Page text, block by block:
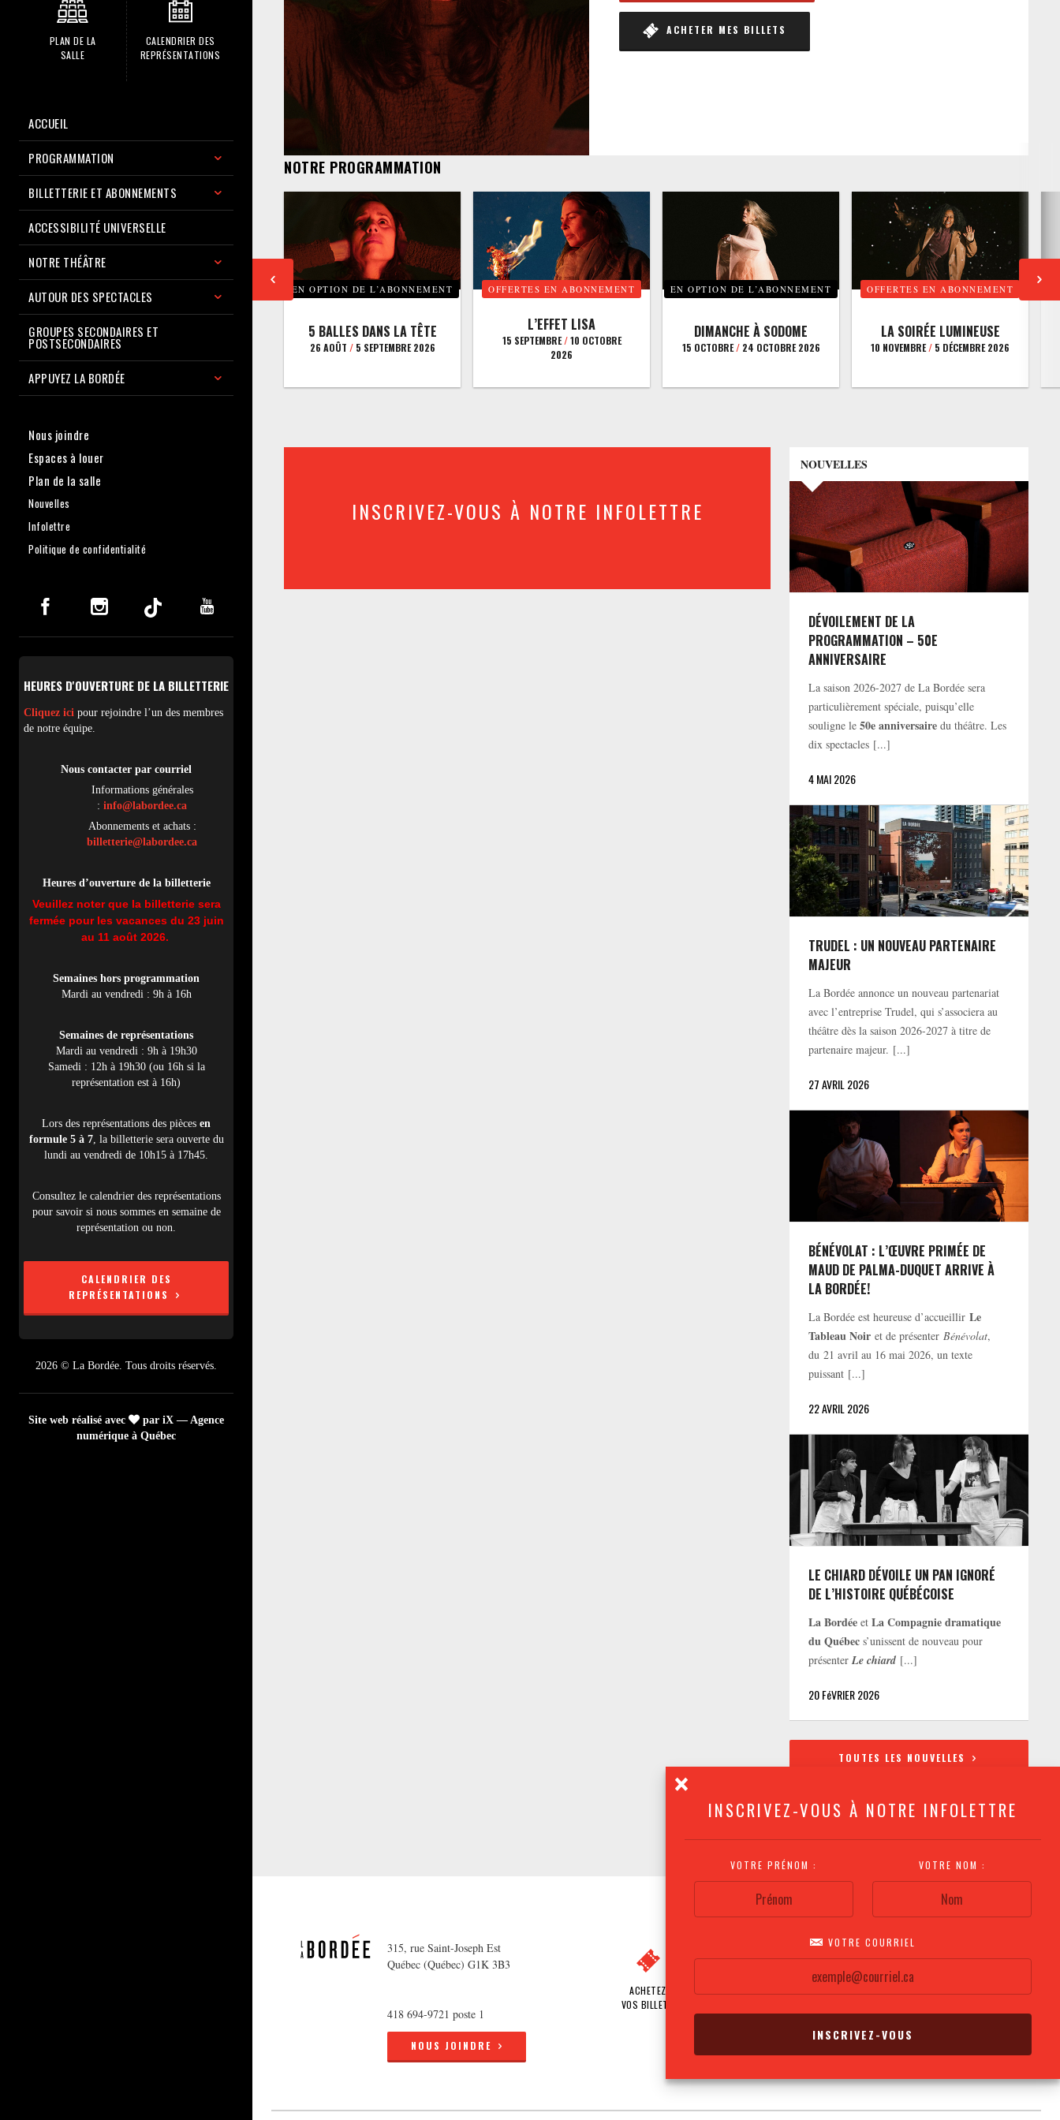
INSCRIVEZ-VOUS À NOTRE INFOLETTRE
VOTRE PRÉNOM : VOTRE NOM :
VOTRE COURRIEL
PLAN DE LA
SALLE
CALENDRIER DES
REPRÉSENTATIONS
ACCUEIL
PROGRAMMATION
BILLETTERIE ET ABONNEMENTS
ACCESSIBILITÉ UNIVERSELLE
NOTRE THÉÂTRE
AUTOUR DES SPECTACLES
GROUPES SECONDAIRES ET
POSTSECONDAIRES
APPUYEZ LA BORDÉE
Nous joindre
Espaces à louer
Plan de la salle
Nouvelles
Infolettre
Politique de confidentialité
HEURES D'OUVERTURE DE LA BILLETTERIE
Cliquez ici pour rejoindre l’un des membres
de notre équipe.
Nous contacter par courriel
Informations générales
: info@labordee.ca
Abonnements et achats :
billetterie@labordee.ca
Heures d’ouverture de la billetterie
Veuillez noter que la billetterie sera
fermée pour les vacances du 23 juin
au 11 août 2026.
Semaines hors programmation
Mardi au vendredi : 9h à 16h
Semaines de représentations
Mardi au vendredi : 9h à 19h30
Samedi : 12h à 19h30 (ou 16h si la
représentation est à 16h)
Lors des représentations des pièces en
formule 5 à 7, la billetterie sera ouverte du
lundi au vendredi de 10h15 à 17h45.
Consultez le calendrier des représentations
pour savoir si nous sommes en semaine de
représentation ou non.
CALENDRIER DES
REPRÉSENTATIONS
2026 © La Bordée. Tous droits réservés.
Site web réalisé avec
par iX — Agence
numérique à Québec
ACHETER MES BILLETS
NOTRE PROGRAMMATION
EN OPTION DE L’ABONNEMENT
5 BALLES DANS LA TÊTE
26 AOÛT /5 SEPTEMBRE 2026
OFFERTES EN ABONNEMENT
L’EFFET LISA
15 SEPTEMBRE/10 OCTOBRE
2026
EN OPTION DE L’ABONNEMENT
DIMANCHE À SODOME
15 OCTOBRE/24 OCTOBRE 2026
OFFERTES EN ABONNEMENT
LA SOIRÉE LUMINEUSE
10 NOVEMBRE/ 5 DÉCEMBRE 2026
INSCRIVEZ-VOUS À NOTRE INFOLETTRE
NOUVELLES
DÉVOILEMENT DE LA
PROGRAMMATION – 50E
ANNIVERSAIRE
La saison 2026-2027 de La Bordée sera
particulièrement spéciale, puisqu’elle
souligne le50e anniversaire du théâtre. Les
dix spectacles [...]
4 MAI 2026
TRUDEL : UN NOUVEAU PARTENAIRE
MAJEUR
La Bordée annonce un nouveau partenariat
avec l’entreprise Trudel, qui s’associera au
théâtre dès la saison 2026-2027 à titre de
partenaire majeur. [...]
27 AVRIL 2026
BÉNÉVOLAT : L’ŒUVRE PRIMÉE DE
MAUD DE PALMA-DUQUET ARRIVE À
LA BORDÉE!
La Bordée est heureuse d’accueillirLe
Tableau Noir et de présenterBénévolat,
du 21 avril au 16 mai 2026, un texte
puissant [...]
22 AVRIL 2026
LE CHIARD DÉVOILE UN PAN IGNORÉ
DE L’HISTOIRE QUÉBÉCOISE
La Bordée etLa Compagnie dramatique
du Québec s’unissent de nouveau pour
présenterLe chiard [...]
20 FéVRIER 2026
TOUTES LES NOUVELLES
315, rue Saint-Joseph Est
Québec (Québec) G1K 3B3
418 694-9721 poste 1
NOUS JOINDRE
ACHETEZ
VOS BILLETS